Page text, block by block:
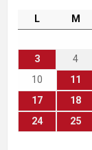
L M
3
4
10
11
17
18
24
25